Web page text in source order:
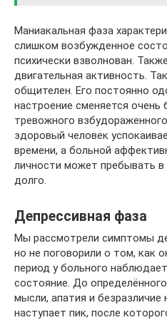
Маниакальная фаза
слишком возбужденное
психически взволнован.
двигательная активность.
общителен. Его постоянно
настроение сменяется
тревожного
здоровый человек
времени, а больной
личности может пребывать
долго.
Депрессивная фаза
Мы рассмотрели симптомы
но не поговорили о том, как
период у больного
состояние. До
мысли, апатия и
наступает пик, после